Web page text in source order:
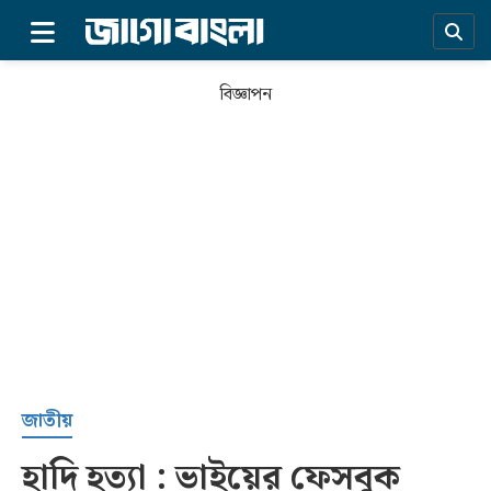
সর্বশেষ
বিজ্ঞাপন
জাতীয়
হাদি হত্যা : ভাইয়ের ফেসবুক